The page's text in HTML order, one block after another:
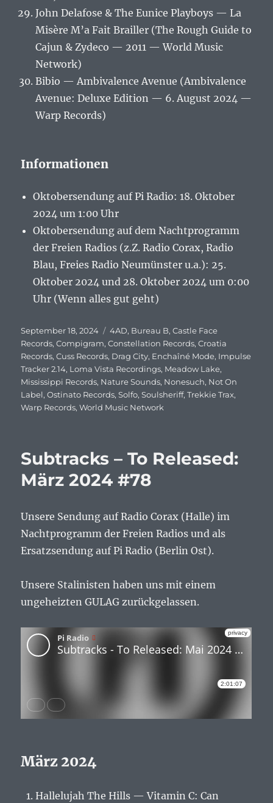
John Delafose & The Eunice Playboys — La
Misère M’a Fait Brailler (The Rough Guide to
Cajun & Zydeco — 2011 — World Music
Network)
Bibio — Ambivalence Avenue (Ambivalence
Avenue: Deluxe Edition — 6. August 2024 —
Warp Records)
Informationen
Oktobersendung auf Pi Radio: 18. Oktober
2024 um 1:00 Uhr
Oktobersendung auf dem Nachtprogramm
der Freien Radios (z.Z. Radio Corax, Radio
Blau, Freies Radio Neumünster u.a.): 25.
Oktober 2024 und 28. Oktober 2024 um 0:00
Uhr (Wenn alles gut geht)
Veröffentlicht
am
September 18, 2024 Schlagwörter
4AD, Bureau B,Castle Face
Records,Compigram,Constellation Records,Croatia
Records,Cuss Records, Drag City, Enchaîné Mode, Impulse
Tracker 2.14, Loma Vista Recordings, Meadow Lake,
Mississippi Records, Nature Sounds, Nonesuch, Not On
Label,Ostinato Records,Solfo,Soulsheriff,Trekkie Trax,
Warp Records,World Music Network
Subtracks – To Released:
März 2024 #78
Unsere Sendung auf Radio Corax (Halle) im
Nachtprogramm der Freien Radios und als
Ersatzsendung auf Pi Radio (Berlin Ost).
Unsere Stalinisten haben uns mit einem
ungeheizten GULAG zurückgelassen.
März 2024
Hallelujah The Hills — Vitamin C: Can